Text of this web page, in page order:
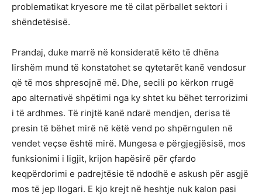
problematikat kryesore me të cilat përballet sektori i
shëndetësisë.
Prandaj, duke marrë në konsideratë këto të dhëna
lirshëm mund të konstatohet se qytetarët kanë vendosur
që të mos shpresojnë më. Dhe, secili po kërkon rrugë
apo alternativë shpëtimi nga ky shtet ku bëhet terrorizimi
i të ardhmes. Të rinjtë kanë ndarë mendjen, derisa të
presin të bëhet mirë në këtë vend po shpërngulen në
vendet veçse është mirë. Mungesa e përgjegjësisë, mos
funksionimi i ligjit, krijon hapësirë për çfardo
keqpërdorimi e padrejtësie të ndodhë e askush për asgjë
mos të jep llogari. E kjo krejt në heshtje nuk kalon pasi